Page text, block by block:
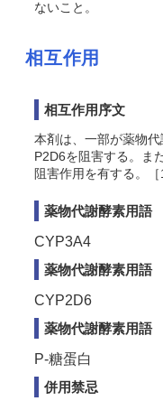
ないこと。
相互作用
相互作用序文
本剤は、一部が薬物
P2D6を阻害する。ま
阻害作用を有する。［
薬物代謝酵素用語
CYP3A4
薬物代謝酵素用語
CYP2D6
薬物代謝酵素用語
P-糖蛋白
併用禁忌